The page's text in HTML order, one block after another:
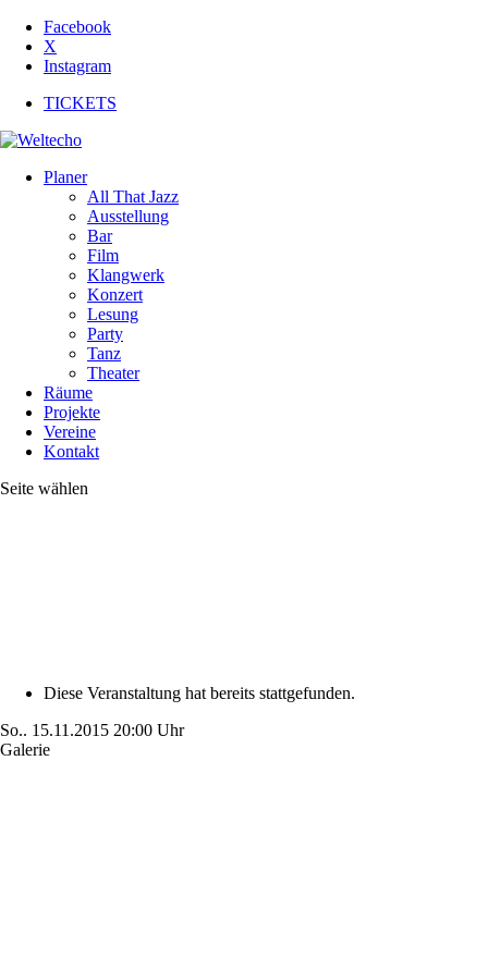
Facebook
X
Instagram
TICKETS
Planer
All That Jazz
Ausstellung
Bar
Film
Klangwerk
Konzert
Lesung
Party
Tanz
Theater
Räume
Projekte
Vereine
Kontakt
Seite wählen
Diese Veranstaltung hat bereits stattgefunden.
So.. 15.11.2015 20:00 Uhr
Galerie